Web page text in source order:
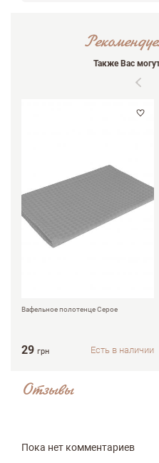
Отзывы
Пока нет комментариев
Также Вас
Вафельное полотенце Серое
29 грн Есть в наличии